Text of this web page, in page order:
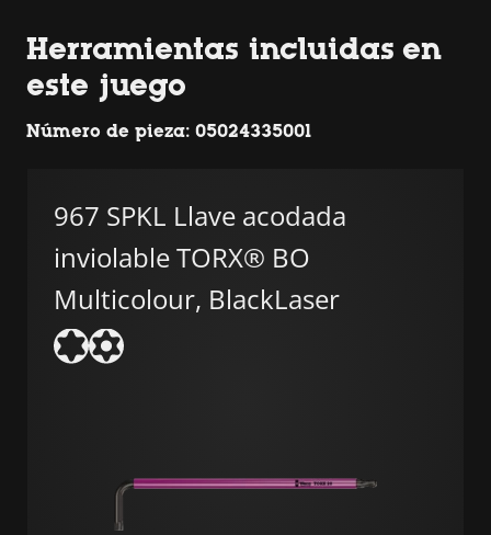
Herramientas incluidas en
este juego
Número de pieza: 05024335001
967 SPKL Llave acodada
inviolable TORX® BO
Multicolour, BlackLaser